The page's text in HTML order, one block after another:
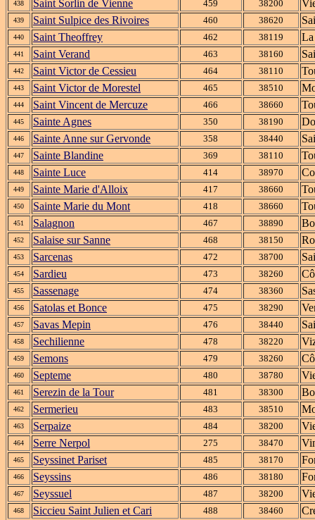
438 Saint Sorlin de Vienne 459 38200
439 Saint Sulpice des Rivoires 460 38620
440 Saint Theoffrey 462 38119
441 Saint Verand 463 38160
442 Saint Victor de Cessieu 464 38110
443 Saint Victor de Morestel 465 38510
444 Saint Vincent de Mercuze 466 38660
445 Sainte Agnes 350 38190
446 Sainte Anne sur Gervonde 358 38440
447 Sainte Blandine 369 38110
448 Sainte Luce 414 38970
449 Sainte Marie d'Alloix 417 38660
450 Sainte Marie du Mont 418 38660
451 Salagnon 467 38890
452 Salaise sur Sanne 468 38150
453 Sarcenas 472 38700
454 Sardieu 473 38260
455 Sassenage 474 38360
456 Satolas et Bonce 475 38290
457 Savas Mepin 476 38440
458 Sechilienne 478 38220
459 Semons 479 38260
460 Septeme 480 38780
461 Serezin de la Tour 481 38300
462 Sermerieu 483 38510
463 Serpaize 484 38200
464 Serre Nerpol 275 38470
465 Seyssinet Pariset 485 38170
466 Seyssins 486 38180
467 Seyssuel 487 38200
468 Siccieu Saint Julien et Cari 488 38460